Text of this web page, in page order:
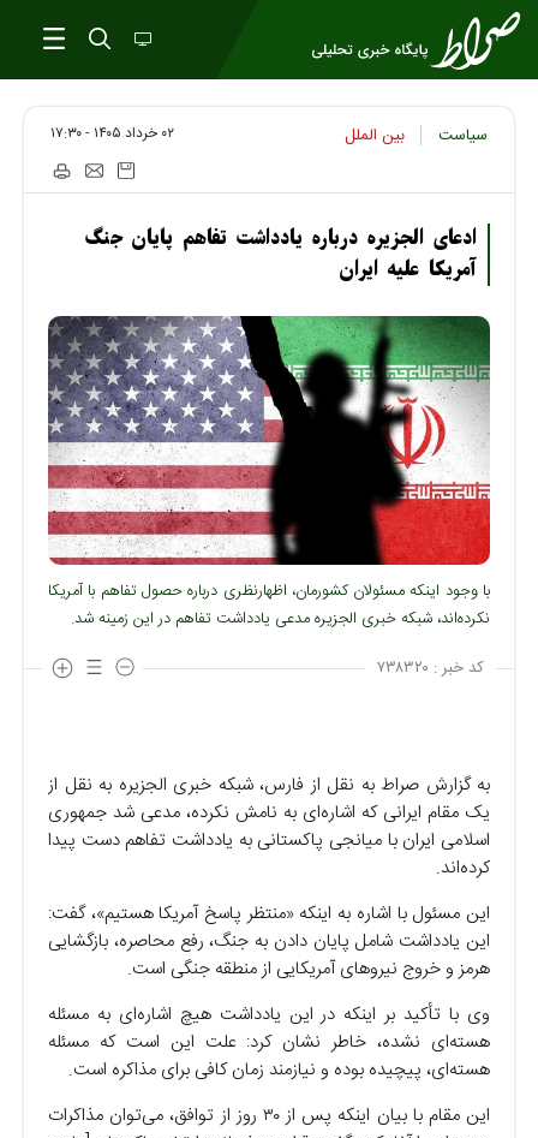
سیاست بین الملل ۰۲ خرداد ۱۴۰۵ - ۱۷:۳۰
ادعای الجزیره درباره یادداشت تفاهم پایان جنگ
آمریکا علیه ایران
با وجود اینکه مسئولان کشورمان، اظهارنظری درباره حصول تفاهم با آمریکا
نکرده‌اند، شبکه خبری الجزیره مدعی یادداشت تفاهم در این زمینه شد.
کد خبر : ۷۳۸۳۲۰
به گزارش صراط به نقل از فارس، شبکه خبری الجزیره به نقل از
یک مقام ایرانی که اشاره‌ای به نامش نکرده، مدعی شد جمهوری
اسلامی ایران با میانجی پاکستانی به یادداشت تفاهم دست پیدا
کرده‌اند.
این مسئول با اشاره به اینکه «منتظر پاسخ آمریکا هستیم»، گفت:
این یادداشت شامل پایان دادن به جنگ، رفع محاصره، بازگشایی
هرمز و خروج نیرو‌های آمریکایی از منطقه جنگی است.
وی با تأکید بر اینکه در این یادداشت هیچ اشاره‌ای به مسئله
هسته‌ای نشده، خاطر نشان کرد: علت این است که مسئله
هسته‌ای، پیچیده بوده و نیازمند زمان کافی برای مذاکره است.
این مقام با بیان اینکه پس از ۳۰ روز از توافق، می‌توان مذاکرات